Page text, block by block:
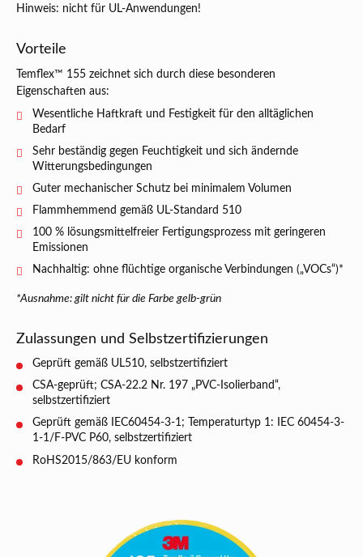
Hinweis: nicht für UL-Anwendungen!
Vorteile
Temflex™ 155 zeichnet sich durch diese besonderen
Eigenschaften aus:
Wesentliche Haftkraft und Festigkeit für den alltäglichen
Bedarf
Sehr beständig gegen Feuchtigkeit und sich ändernde
Witterungsbedingungen
Guter mechanischer Schutz bei minimalem Volumen
Flammhemmend gemäß UL-Standard 510
100 % lösungsmittelfreier Fertigungsprozess mit geringeren
Emissionen
Nachhaltig: ohne flüchtige organische Verbindungen („VOCs“)*
*Ausnahme: gilt nicht für die Farbe gelb-grün
Zulassungen und Selbstzertifizierungen
Geprüft gemäß UL510, selbstzertifiziert
CSA-geprüft; CSA-22.2 Nr. 197 „PVC-Isolierband“,
selbstzertifiziert
Geprüft gemäß IEC60454-3-1; Temperaturtyp 1: IEC 60454-3-
1-1/F-PVC P60, selbstzertifiziert
RoHS2015/863/EU konform